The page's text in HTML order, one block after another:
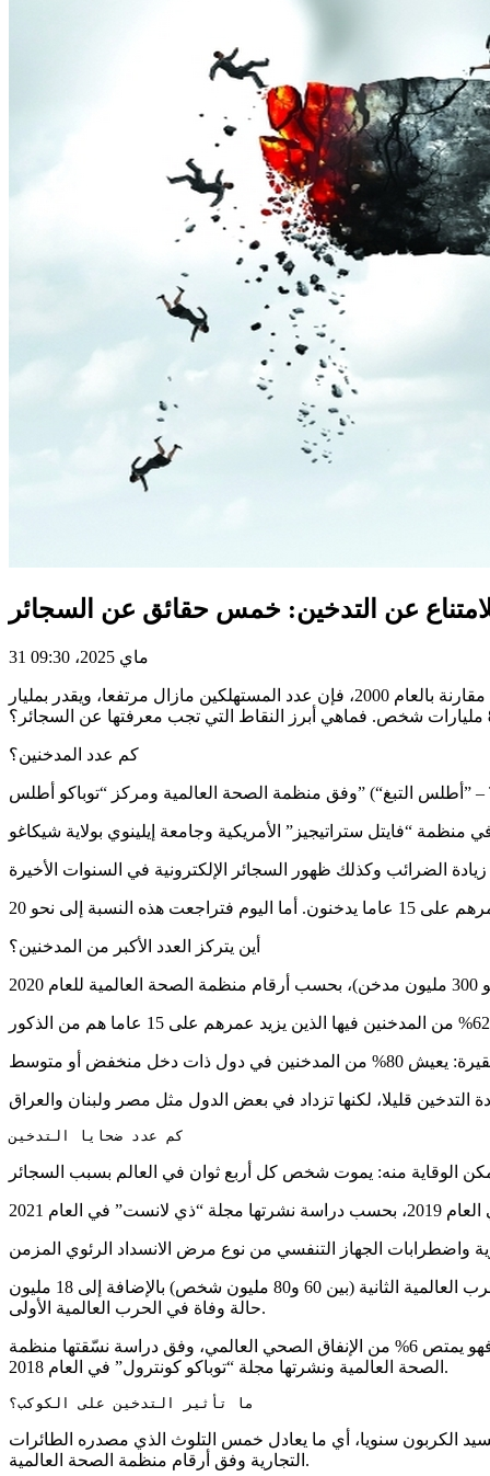
عن التدخين: خمس حقائق عن السجائر
31 ماي 2025، 09:30
تحيي منظمة الصحة العالمية اليوم السبت 31 ماي اليوم العالمي للامتناع عن التدخين. ورغم تراجع عدد المدخنين في العالم إلى نحو 20%، مقارنة بالعام 2000، فإن عدد المستهلكين مازال مرتفعا، ويقدر بمليار
كم عدد المدخنين؟
أين يتركز العدد الأكبر من المدخنين؟
كم عدد ضحايا التدخين
في القرن العشرين، تسبب التبغ بمصرع 100 مليون شخص، وفق دراسة نشرتها مجلة “نيتشر” في العام 2009، أي أكثر من عدد ضحايا الحرب العالمية الثانية (بين 60 و80 مليون شخص) بالإضافة إلى 18 مليون
حالة وفاة في الحرب العالمية الأولى.
يمكن أن يتسبب التدخين الجماعي بوفاة 450 مليون شخص في النصف الأول من القرن الحادي والعشرين وهو مكلف بالنسبة للمجتمع، فهو يمتص 6% من الإنفاق الصحي العالمي، وفق دراسة نسّقتها منظمة
الصحة العالمية ونشرتها مجلة “توباكو كونترول” في العام 2018.
وشرايينهم فحسب. فإنتاج التبغ واستهلاكه ينفثان نحو 84 مليون طن من ثاني أكسيد الكربون سنويا، أي ما يعادل خمس التلوث الذي مصدره الطائرات
التجارية وفق أرقام منظمة الصحة العالمية.